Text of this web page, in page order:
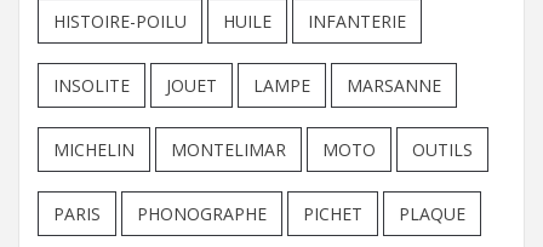
HISTOIRE-POILU HUILE INFANTERIE
INSOLITE JOUET LAMPE MARSANNE
MICHELIN MONTELIMAR MOTO OUTILS
PARIS PHONOGRAPHE PICHET PLAQUE